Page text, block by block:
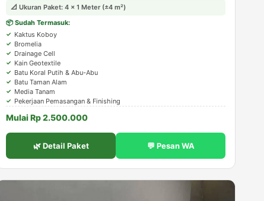
area sempit seperti samping rumah atau carport.
📐 Ukuran Paket: 4 × 1 Meter (±4 m²)
📦 Sudah Termasuk:
Kaktus Koboy
Bromelia
Drainage Cell
Kain Geotextile
Batu Koral Putih & Abu-Abu
Batu Taman Alam
Media Tanam
Pekerjaan Pemasangan & Finishing
Mulai Rp 2.500.000
🌿 Detail Paket 💬 Pesan WA